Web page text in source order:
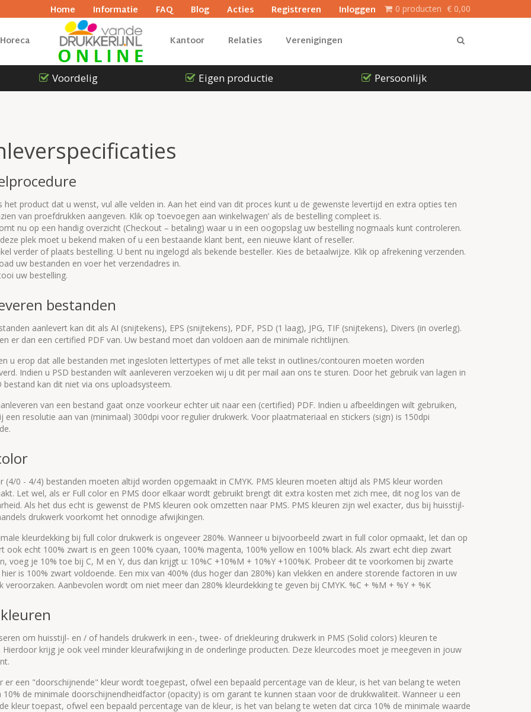
0 producten € 0,00
Home Informatie FAQ Blog Acties Registreren Inloggen
Horeca Kantoor Relaties Verenigingen
Voordelig Eigen productie Persoonlijk
het product dat u wenst, vul alle velden in. Aan het eind van dit proces kunt u de gewenste levertijd en extra opties ten
van proefdrukken aangeven. Klik op ‘toevoegen aan winkelwagen’ als de bestelling compleet is.
nu op een handig overzicht (Checkout – betaling) waar u in een oogopslag uw bestelling nogmaals kunt controleren.
plek moet u bekend maken of u een bestaande klant bent, een nieuwe klant of reseller.
verder of plaats bestelling. U bent nu ingelogd als bekende besteller. Kies de betaalwijze. Klik op afrekening verzenden.
uw bestanden en voer het verzendadres in.
uw bestelling.
bestanden
aanlevert kan dit als AI (snijtekens), EPS (snijtekens), PDF, PSD (1 laag), JPG, TIF (snijtekens), Divers (in overleg).
er dan een certified PDF van. Uw bestand moet dan voldoen aan de minimale richtlijnen.
u erop dat alle bestanden met ingesloten lettertypes of met alle tekst in outlines/contouren moeten worden
Indien u PSD bestanden wilt aanleveren verzoeken wij u dit per mail aan ons te sturen. Door het gebruik van lagen in
bestand kan dit niet via ons uploadsysteem.
van een bestand gaat onze voorkeur echter uit naar een (certified) PDF. Indien u afbeeldingen wilt gebruiken,
een resolutie aan van (minimaal) 300dpi voor regulier drukwerk. Voor plaatmateriaal en stickers (sign) is 150dpi
(4/0 - 4/4) bestanden moeten altijd worden opgemaakt in CMYK. PMS kleuren moeten altijd als PMS kleur worden
Let wel, als er Full color en PMS door elkaar wordt gebruikt brengt dit extra kosten met zich mee, dit nog los van de
Als het dus echt is gewenst de PMS kleuren ook omzetten naar PMS. PMS kleuren zijn wel exacter, dus bij huisstijl-
drukwerk voorkomt het onnodige afwijkingen.
kleurdekking bij full color drukwerk is ongeveer 280%. Wanneer u bijvoorbeeld zwart in full color opmaakt, let dan op
ook echt 100% zwart is en geen 100% cyaan, 100% magenta, 100% yellow en 100% black. Als zwart echt diep zwart
voeg je 10% toe bij C, M en Y, dus dan krijgt u: 10%C +10%M + 10%Y +100%K. Probeer dit te voorkomen bij zwarte
is 100% zwart voldoende. Een mix van 400% (dus hoger dan 280%) kan vlekken en andere storende factoren in uw
veroorzaken. Aanbevolen wordt om niet meer dan 280% kleurdekking te geven bij CMYK. %C + %M + %Y + %K
om huisstijl- en / of handels drukwerk in een-, twee- of driekleuring drukwerk in PMS (Solid colors) kleuren te
Hierdoor krijg je ook veel minder kleurafwijking in de onderlinge producten. Deze kleurcodes moet je meegeven in jouw
er een "doorschijnende" kleur wordt toegepast, ofwel een bepaald percentage van de kleur, is het van belang te weten
10% de minimale doorschijnendheidfactor (opacity) is om garant te kunnen staan voor de drukkwaliteit. Wanneer u een
kleur toepast, ofwel een bepaald percentage van de kleur, is het van belang te weten dat circa 10% de minimale waarde